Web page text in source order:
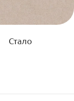
Стало